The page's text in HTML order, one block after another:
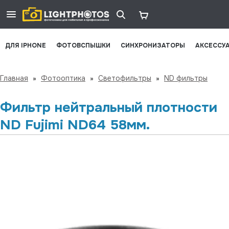
ДЛЯ IPHONE ФОТОВСПЫШКИ СИНХРОНИЗАТОРЫ
Главная » Фотооптика » Светофильтры » ND фильтры
Фильтр нейтральный плотности
ND Fujimi ND64 58мм.